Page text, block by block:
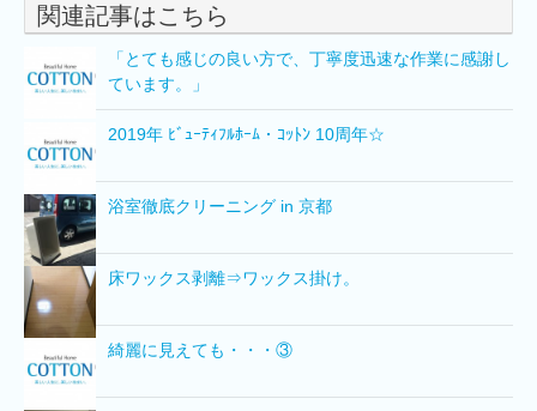
関連記事はこちら
「とても感じの良い方で、丁寧度迅速な作業に感謝し
ています。」
2019年 ﾋﾞｭｰﾃｨﾌﾙﾎｰﾑ・ｺｯﾄﾝ 10周年☆
浴室徹底クリーニング in 京都
床ワックス剥離⇒ワックス掛け。
綺麗に見えても・・・③